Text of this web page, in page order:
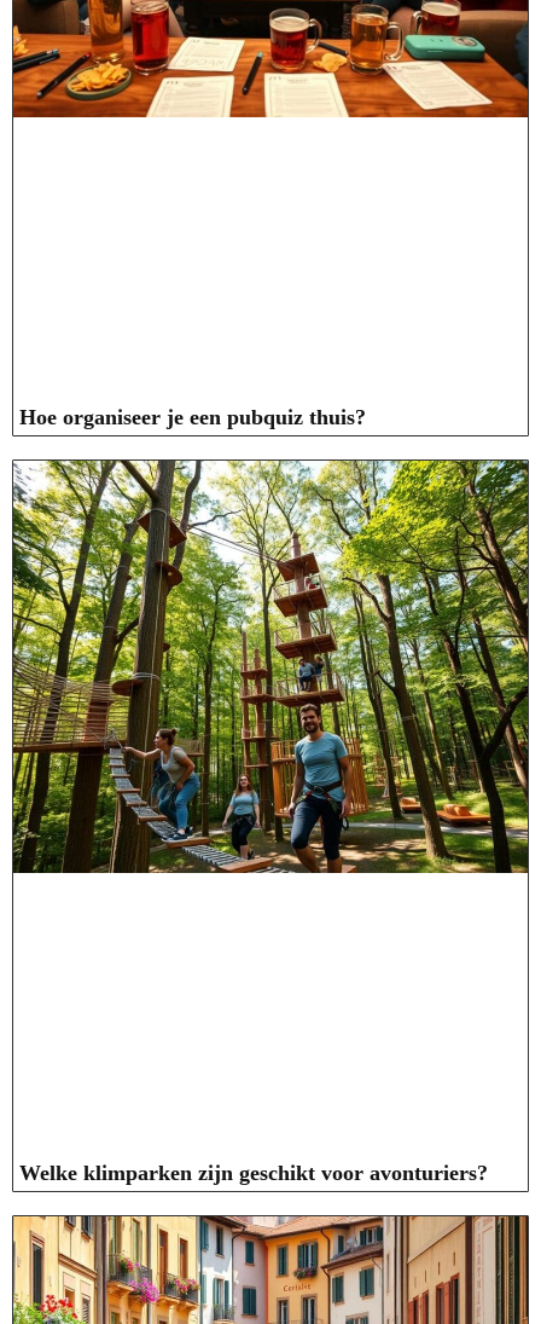
Hoe organiseer je een pubquiz thuis?
Welke klimparken zijn geschikt voor avonturiers?